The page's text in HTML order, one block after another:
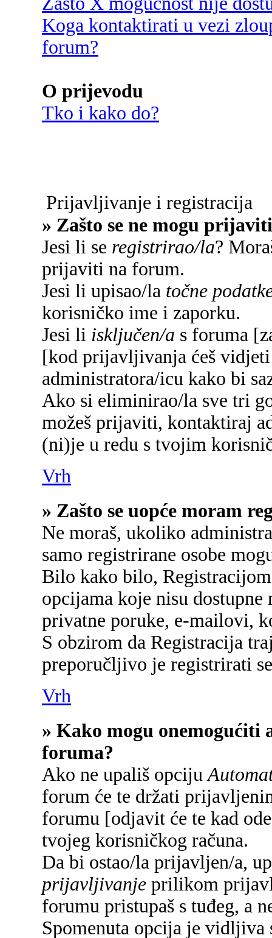
Koga kontaktirati u vezi
forum?
O prijevodu
Tko i kako do?
Prijavljivanje i registracija
» Zašto se ne mogu
Jesi li se registrirao/la?
prijaviti na forum.
Jesi li upisao/la točne
korisničko ime i zaporku.
Jesi li isključen/a s foruma
[kod prijavljivanja ćeš
administratora/icu kako bi
Ako si eliminirao/la sve tri
možeš prijaviti, kontaktiraj
(ni)je u redu s tvojim
Vrh
» Zašto se uopće moram
Ne moraš, ukoliko
samo registrirane osobe
Bilo kako bilo,
opcijama koje nisu
privatne poruke, e-mailovi,
S obzirom da Registracija
preporučljivo je registrirati
Vrh
» Kako mogu onemogućiti
foruma?
Ako ne upališ opciju
forum će te držati
forumu [odjavit će te kad
tvojeg korisničkog računa.
Da bi ostao/la prijavljen/a,
prijavljivanje prilikom
forumu pristupaš s tuđeg, a
Spomenuta opcija je